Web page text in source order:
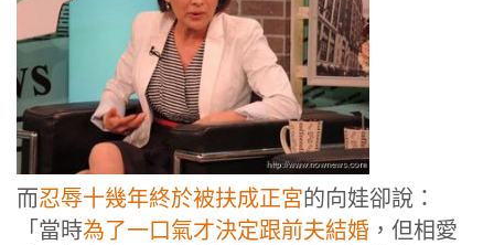
而忍辱十幾年終於被扶成正宮的向娃卻說：
「當時為了一口氣才決定跟前夫結婚，但相愛